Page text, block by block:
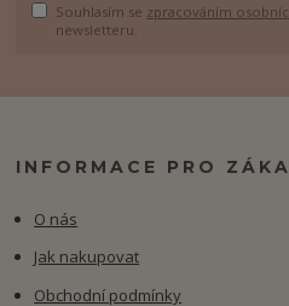
Souhlasím se zpracováním
newsletteru.
INFORMACE PRO
O nás
Jak nakupovat
Obchodní podmínky